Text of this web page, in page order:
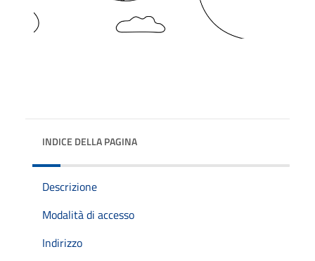
INDICE DELLA PAGINA
Descrizione
Modalità di accesso
Indirizzo